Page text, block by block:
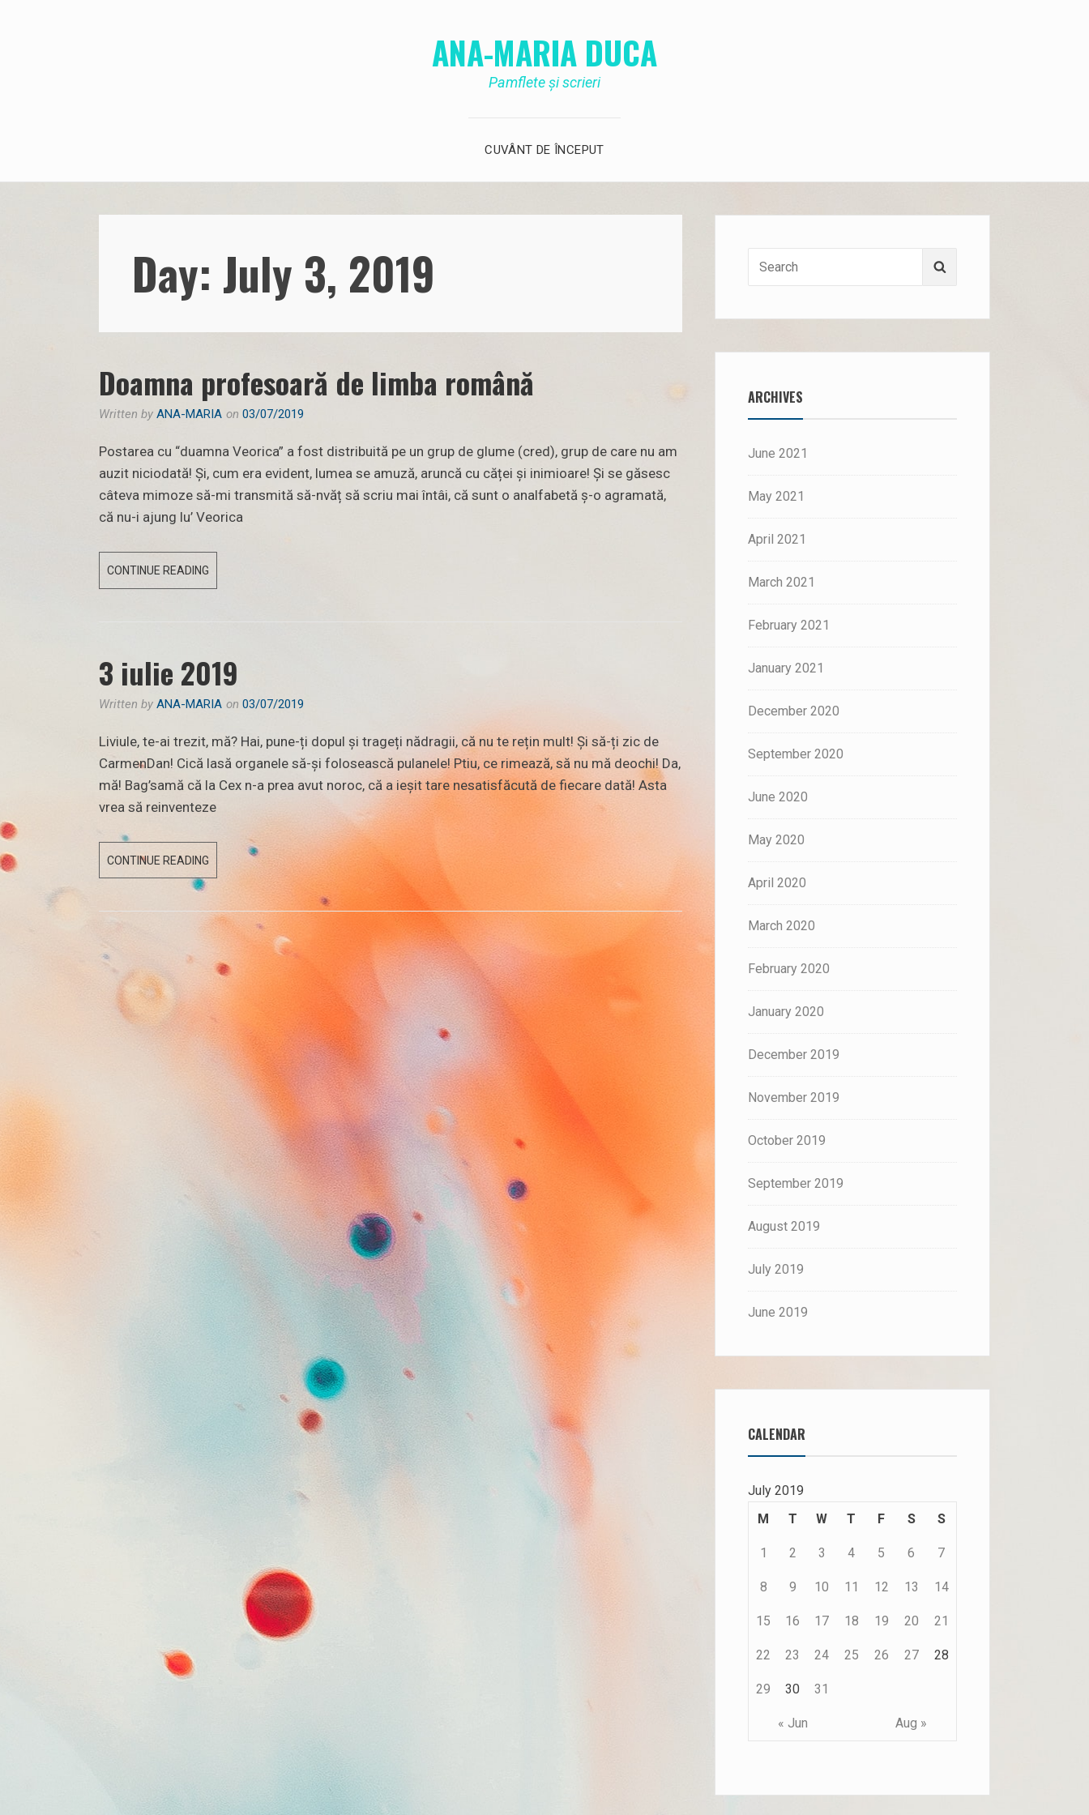
ANA-MARIA DUCA
Pamflete și scrieri
CUVÂNT DE ÎNCEPUT
Day: July 3, 2019
Doamna profesoară de limba română
Written by ANA-MARIA on 03/07/2019
Postarea cu “duamna Veorica” a fost distribuită pe un grup de glume (cred), grup de care nu am
auzit niciodată! Și, cum era evident, lumea se amuză, aruncă cu căței și inimioare! Și se găsesc
câteva mimoze să-mi transmită să-nvăț să scriu mai întâi, că sunt o analfabetă ș-o agramată,
că nu-i ajung lu’ Veorica
CONTINUE READINGDOAMNA
PROFESOARĂ
3 iulie 2019
Written by ANA-MARIA on 03/07/2019
Liviule, te-ai trezit, mă? Hai, pune-ți dopul și trageți nădragii, că nu te rețin mult! Și să-ți zic de
CarmenDan! Cică lasă organele să-și folosească pulanele! Ptiu, ce rimează, să nu mă deochi! Da,
mă! Bag’samă că la Cex n-a prea avut noroc, că a ieșit tare nesatisfăcută de fiecare dată! Asta
vrea să reinventeze
CONTINUE READING3
IULIE
ARCHIVES
June 2021
May 2021
April 2021
March 2021
February 2021
January 2021
December 2020
September 2020
June 2020
May 2020
April 2020
March 2020
February 2020
January 2020
December 2019
November 2019
October 2019
September 2019
August 2019
July 2019
June 2019
CALENDAR
July 2019
M
T W T F S S
« Jun Aug »
1 2 3 4 5 6 7
8 9 10 11 12 13 14
15 16 17 18 19 20 21
22 23 24 25 26 27 28
29 30 31